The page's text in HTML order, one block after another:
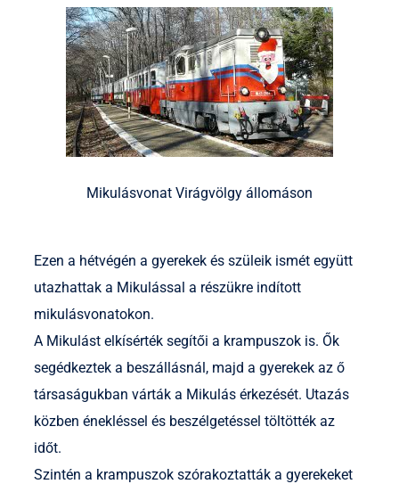
Mikulásvonat Virágvölgy állomáson
Ezen a hétvégén a gyerekek és szüleik ismét együtt
utazhattak a Mikulással a részükre indított
mikulásvonatokon.
A Mikulást elkísérték segítői a krampuszok is. Ők
segédkeztek a beszállásnál, majd a gyerekek az ő
társaságukban várták a Mikulás érkezését. Utazás
közben énekléssel és beszélgetéssel töltötték az
időt.
Szintén a krampuszok szórakoztatták a gyerekeket